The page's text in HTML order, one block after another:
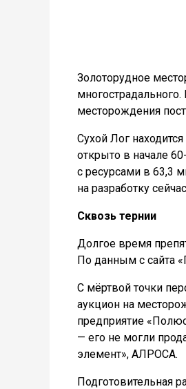
Золоторудное
месторождения
Сухой Лог
открыто в начале
с ресурсами в 63,3
на разработку
Сквозь тернии
Долгое время
По данным с сайта
С мёртвой точки
аукцион на
предприятие
— его не могли
элемент», АЛРОСА.
Подготовительная